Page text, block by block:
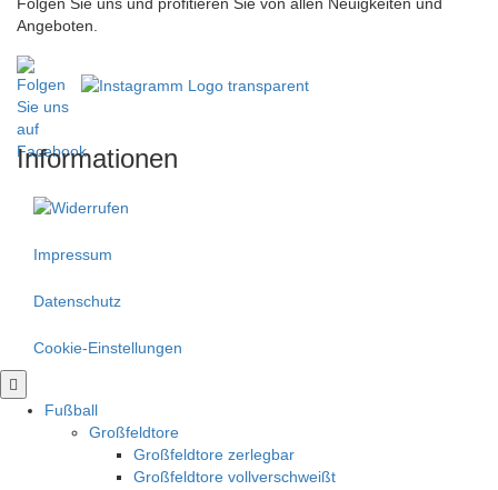
Angeboten.
Informationen
Impressum
Datenschutz
Cookie-Einstellungen
Scroll
nach
Fußball
Großfeldtore
Großfeldtore zerlegbar
Großfeldtore vollverschweißt